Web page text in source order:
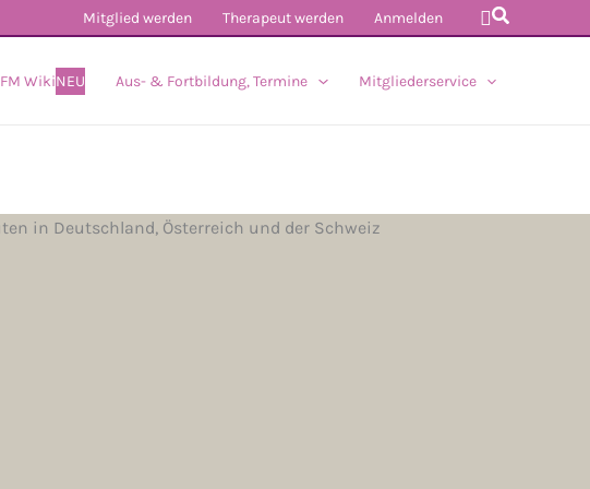
Mitglied werden Therapeut werden Anmelden Suchen
FM WikiNEU Aus- & Fortbildung, Termine Mitgliederservice